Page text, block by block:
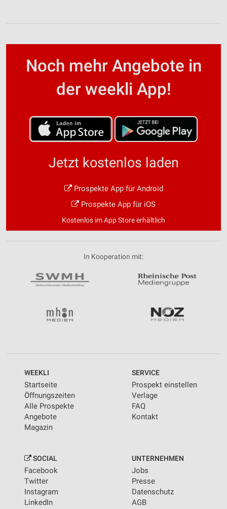
Noch mehr Angebote in
der weekli App!
Jetzt kostenlos laden
Prospekte App für Android
Prospekte App für iOS
Kostenlos im App Store erhältlich
In Kooperation mit:
WEEKLI
Startseite
Öffnungszeiten
Alle Prospekte
Angebote
Magazin
SERVICE
Prospekt einstellen
Verlage
FAQ
Kontakt
SOCIAL
Facebook
Twitter
Instagram
LinkedIn
UNTERNEHMEN
Jobs
Presse
Datenschutz
AGB